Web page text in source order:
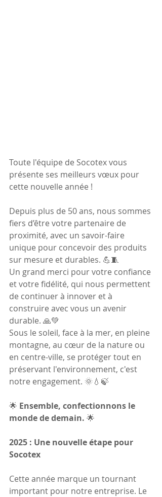
Toute l'équipe de Socotex vous
présente ses meilleurs vœux pour
cette nouvelle année !
Depuis plus de 50 ans, nous sommes
fiers d’être votre partenaire de
proximité, avec un savoir-faire
unique pour concevoir des produits
sur mesure et durables. 💪🧵
Un grand merci pour votre confiance
et votre fidélité, qui nous permettent
de continuer à innover et à
construire avec vous un avenir
durable. 🙏💚
Sous le soleil, face à la mer, en pleine
montagne, au cœur de la nature ou
en centre-ville, se protéger tout en
préservant l'environnement, c'est
notre engagement. 🌞💧🍃
🌟 Ensemble, confectionnons le
monde de demain. 🌟
2025 : Une nouvelle étape pour
Socotex
Cette année marque un tournant
important pour notre entreprise. Le